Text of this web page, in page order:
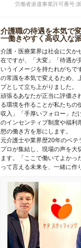
労働者派遣事業許可番号:
介護職の待遇を本気で
一働きやすく高収入な
介護・医療業界は社会に欠か
在ですが、「大変」「待遇が
いうイメージを持たれがちで
の常識を本気で変えるため、
プとして立ち上がりました。
頑張るあなたが正当に評価さ
る環境を作ることが私たちの
収入」「手厚いフォロー」だ
のインセンティブ制度や福利
想の働き方を形にします。
元介護士や業界歴20年のベテ
プロが集結し、現場の声を大
ます。「ここで働いてよかっ
って言える未来を、一緒に作